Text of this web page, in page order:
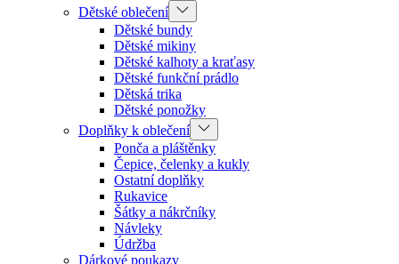
Dětské oblečení
Dětské bundy
Dětské mikiny
Dětské kalhoty a kraťasy
Dětské funkční prádlo
Dětská trika
Dětské ponožky
Doplňky k oblečení
Ponča a pláštěnky
Čepice, čelenky a kukly
Ostatní doplňky
Rukavice
Šátky a nákrčníky
Návleky
Údržba
Dárkové poukazy